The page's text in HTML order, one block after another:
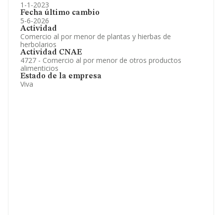
1-1-2023
Fecha último cambio
5-6-2026
Actividad
Comercio al por menor de plantas y hierbas de
herbolarios
Actividad CNAE
4727 - Comercio al por menor de otros productos
alimenticios
Estado de la empresa
Viva